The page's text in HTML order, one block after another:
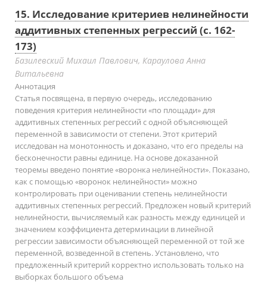
15. Исследование критериев нелинейности
аддитивных степенных регрессий (с. 162-
173)
Базилевский Михаил Павлович, Караулова Анна
Витальевна
Аннотация
Статья посвящена, в первую очередь, исследованию
поведения критерия нелинейности «по площади» для
аддитивных степенных регрессий с одной объясняющей
переменной в зависимости от степени. Этот критерий
исследован на монотонность и доказано, что его пределы на
бесконечности равны единице. На основе доказанной
теоремы введено понятие «воронка нелинейности». Показано,
как с помощью «воронок нелинейности» можно
контролировать при оценивании степень нелинейности
аддитивных степенных регрессий. Предложен новый критерий
нелинейности, вычисляемый как разность между единицей и
значением коэффициента детерминации в линейной
регрессии зависимости объясняющей переменной от той же
переменной, возведенной в степень. Установлено, что
предложенный критерий корректно использовать только на
выборках большого объема